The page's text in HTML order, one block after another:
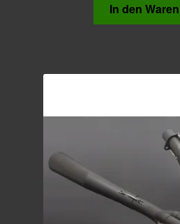
In den